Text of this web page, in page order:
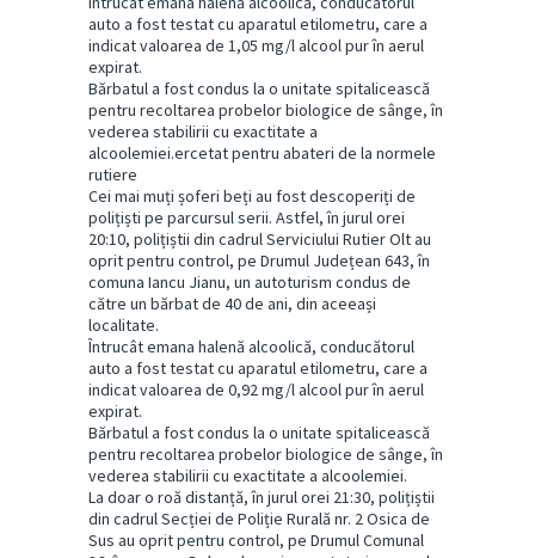
auto a fost testat cu aparatul etilometru, care a
indicat valoarea de 1,05 mg/l alcool pur în aerul
expirat.
Bărbatul a fost condus la o unitate spitalicească
pentru recoltarea probelor biologice de sânge, în
vederea stabilirii cu exactitate a
alcoolemiei.ercetat pentru abateri de la normele
rutiere
Cei mai muți șoferi beți au fost descoperiți de
polițiști pe parcursul serii. Astfel, în jurul orei
20:10, polițiștii din cadrul Serviciului Rutier Olt au
oprit pentru control, pe Drumul Județean 643, în
comuna Iancu Jianu, un autoturism condus de
către un bărbat de 40 de ani, din aceeași
localitate.
Întrucât emana halenă alcoolică, conducătorul
auto a fost testat cu aparatul etilometru, care a
indicat valoarea de 0,92 mg/l alcool pur în aerul
expirat.
Bărbatul a fost condus la o unitate spitalicească
pentru recoltarea probelor biologice de sânge, în
vederea stabilirii cu exactitate a alcoolemiei.
La doar o roă distanță, în jurul orei 21:30, polițiștii
din cadrul Secției de Poliție Rurală nr. 2 Osica de
Sus au oprit pentru control, pe Drumul Comunal